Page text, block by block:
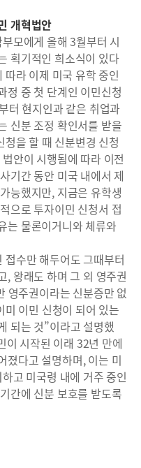
개혁법안
모에게 올해 3월부터 시
획기적인 희소식이 있다
라 이제 미국 유학 중인
정 중 첫 단계인 이민신청
터 현지인과 같은 취업과
신분 조정 확인서를 받을
을 할 때 신분변경 신청
안이 시행됨에 따라 이전
기간 동안 미국 내에서 제
능했지만, 지금은 유학생
으로 투자이민 신청서 접
는 물론이거니와 체류와
접수만 해두어도 그때부터
, 왕래도 하며 그 외 영주권
영주권이라는 신분증만 없
이민 신청이 되어 있는
되는 것”이라고 설명했
이 시작된 이래 32년 만에
졌다고 설명하며, 이는 미
고 미국령 내에 거주 중인
간에 신분 보호를 받도록